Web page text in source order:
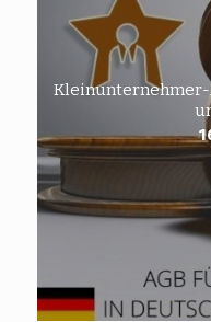
Kleinunternehmer-